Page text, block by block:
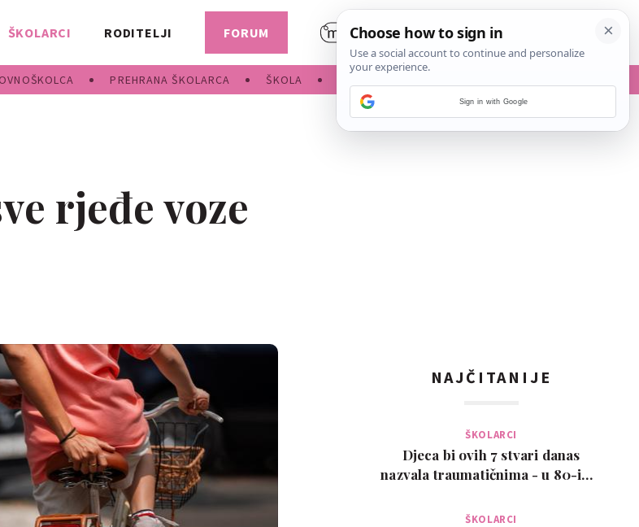
ŠKOLARCI
PREHRANA ŠKOLARCA ŠKOLA
RODITELJI FORUM
rjeđe voze
NAJČITANIJE
ŠKOLARCI
Djeca bi ovih 7 stvari danas
nazvala traumatičnima - u 80-ima
ŠKOLARCI
Sign in with Google